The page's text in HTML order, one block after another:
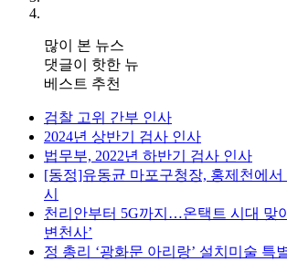
많이 본 뉴스
댓글이 핫한 뉴
베스트 추천
검찰 고위 간부 인사
2024년 상반기 검사 인사
법무부, 2022년 하반기 검사 인사
[동정]유동균 마포구청장, 홍제천에서
시
천리안부터 5G까지…온택트 시대 맞
변천사’
정 총리 ‘광화문 아리랑’ 설치미술 특